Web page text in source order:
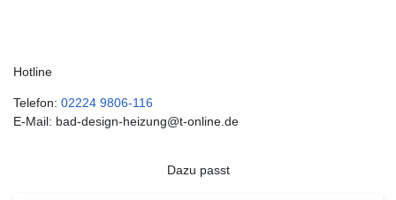
Hotline
Telefon: 02224 9806-116
E-Mail: bad-design-heizung@t-online.de
Dazu passt